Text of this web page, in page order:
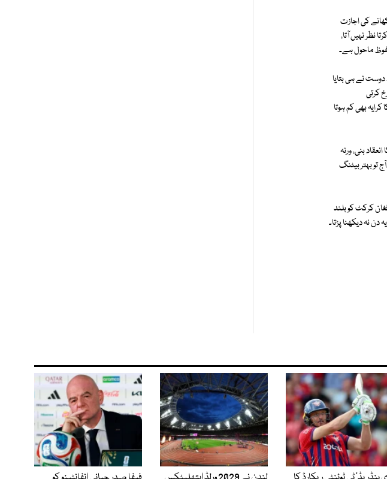
کی اجازت
نظر نہیں آتا،
ماحول ہے۔
دوست نے ہی بتایا
کرتی
بھی کم ہوتا
بنی، ورنہ
تو بہتر بیٹنگ
کرکٹ کو بلند
دن نہ دیکھنا پڑتا۔